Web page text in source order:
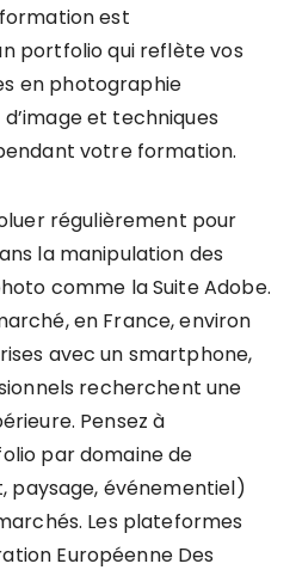
est
portfolio qui reflète vos
en photographie
et techniques
votre formation.
régulièrement pour
la manipulation des
comme la Suite Adobe.
en France, environ
avec un smartphone,
recherchent une
Pensez à
par domaine de
paysage, événementiel)
Les plateformes
Européenne Des